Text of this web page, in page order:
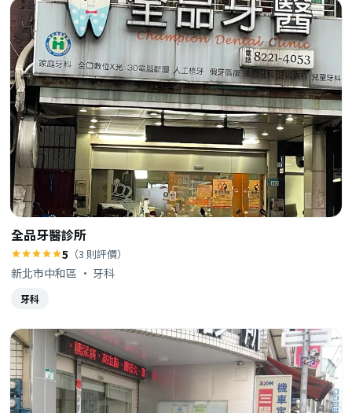
全品牙醫診所
5 （3 則評價）
新北市中和區 · 牙科
牙科